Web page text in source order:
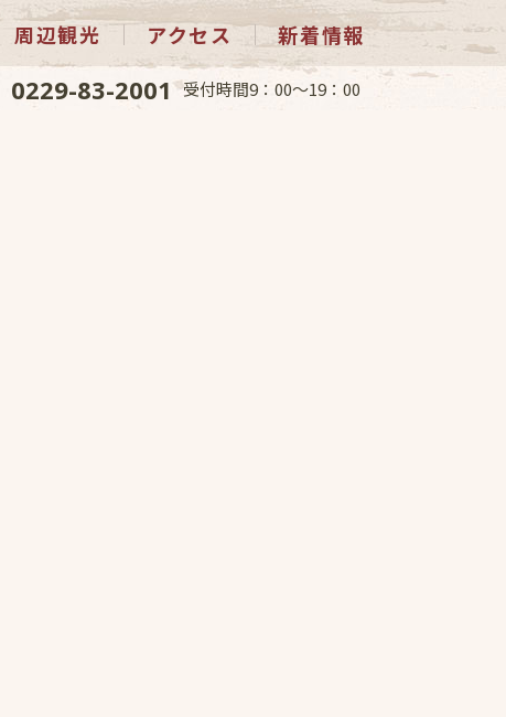
周辺観光 アクセス 新着情報
0229-83-2001 受付時間9：00～19：00